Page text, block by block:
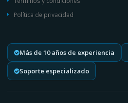
Política de privacidad
Más de 10 años de experiencia
Soporte especializado